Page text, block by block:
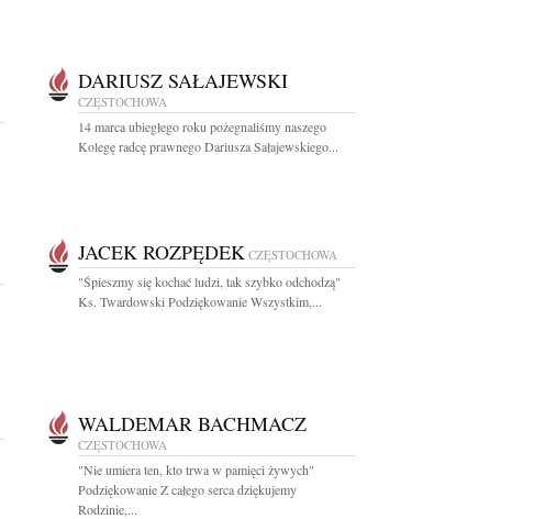
DARIUSZ SAŁAJEWSKI
CZĘSTOCHOWA
14 marca ubiegłego roku pożegnaliśmy naszego
Kolegę radcę prawnego Dariusza Sałajewskiego...
JACEK ROZPĘDEK CZĘSTOCHOWA
"Śpieszmy się kochać ludzi, tak szybko odchodzą"
Ks. Twardowski Podziękowanie Wszystkim,...
WALDEMAR BACHMACZ
CZĘSTOCHOWA
"Nie umiera ten, kto trwa w pamięci żywych"
Podziękowanie Z całego serca dziękujemy
Rodzinie,...